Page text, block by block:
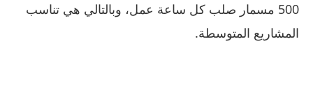
500 مسمار صلب كل ساعة عمل، وبالتالي هي تناسب
المشاريع المتوسطة.